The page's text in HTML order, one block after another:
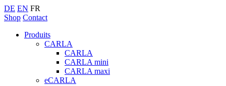
DE EN FR
Shop Contact
Produits
CARLA
CARLA
CARLA mini
CARLA maxi
eCARLA